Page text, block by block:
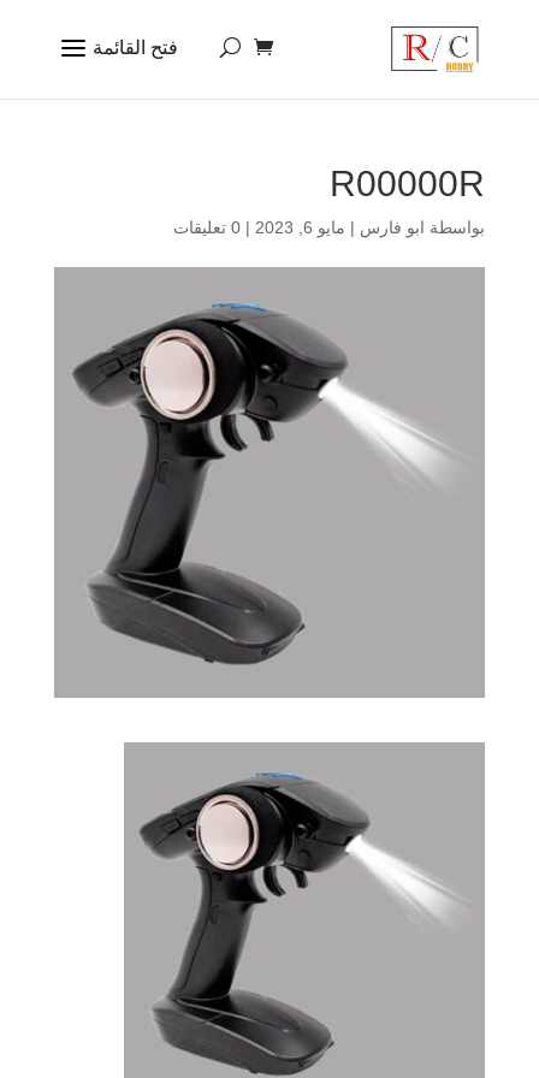
R00000R
بواسطة ابو فارس | مايو 6, 2023 | 0 تعليقات